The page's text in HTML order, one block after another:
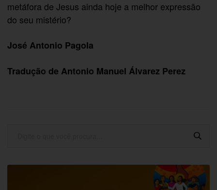
metáfora de Jesus ainda hoje a melhor expressão
do seu mistério?
José Antonio Pagola
Tradução de Antonio Manuel Álvarez Perez